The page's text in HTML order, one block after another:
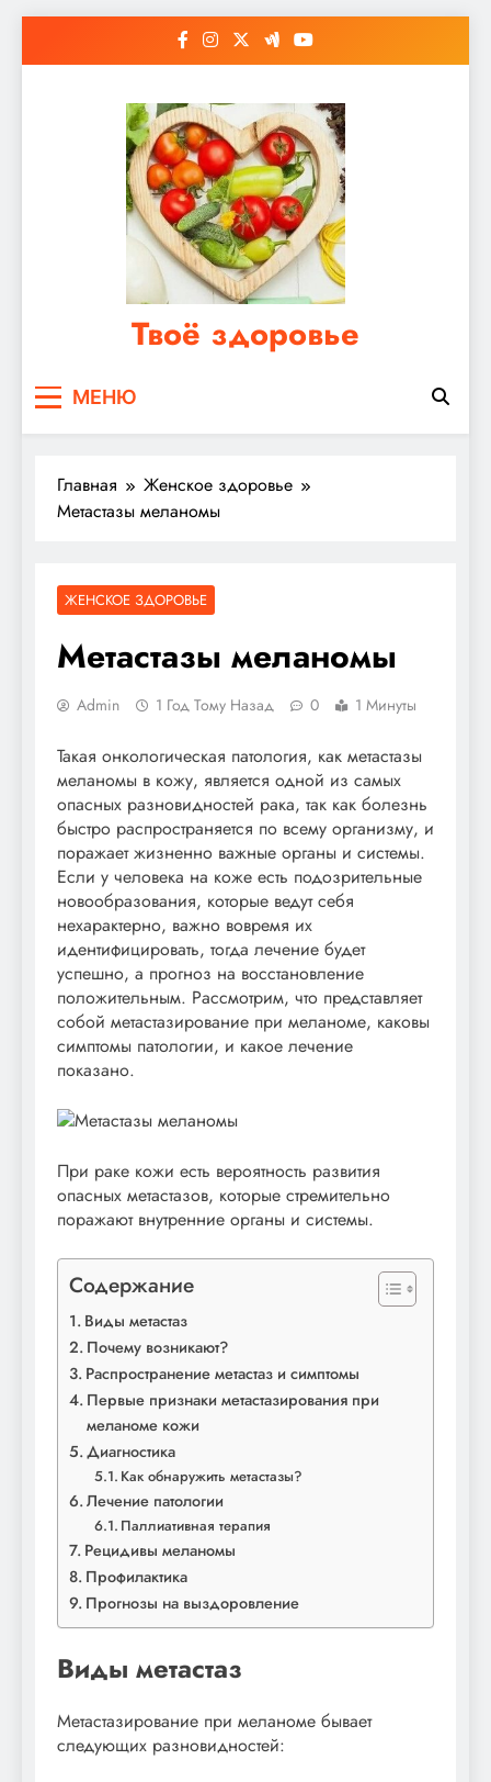
Твоё здоровье
мужском здоровье
МЕНЮ
Главная
Женское здоровье
Метастазы меланомы
ЖЕНСКОЕ ЗДОРОВЬЕ
Метастазы меланомы
Admin 1 Год Тому Назад 0 1 Минуты
Такая онкологическая патология, как метастазы
меланомы в кожу, является одной из самых
опасных разновидностей рака, так как болезнь
быстро распространяется по всему организму, и
поражает жизненно важные органы и системы.
Если у человека на коже есть подозрительные
новообразования, которые ведут себя
нехарактерно, важно вовремя их
идентифицировать, тогда лечение будет
успешно, а прогноз на восстановление
положительным. Рассмотрим, что представляет
собой метастазирование при меланоме, каковы
симптомы патологии, и какое лечение
показано.
При раке кожи есть вероятность развития
опасных метастазов, которые стремительно
поражают внутренние органы и системы.
Содержание
Виды метастаз
Почему возникают?
Распространение метастаз и симптомы
Первые признаки метастазирования при
меланоме кожи
Диагностика
Как обнаружить метастазы?
Лечение патологии
Паллиативная терапия
Рецидивы меланомы
Профилактика
Прогнозы на выздоровление
Виды метастаз
Метастазирование при меланоме бывает
следующих разновидностей: